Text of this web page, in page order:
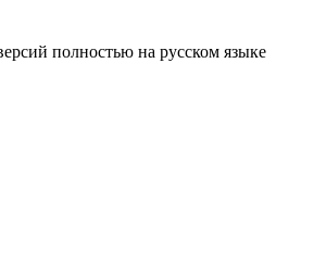
полностью на русском языке